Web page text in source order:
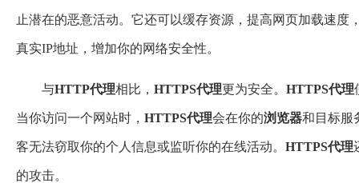
止潜在的恶意活动。它还可以缓存资源，提高网页加载速度
真实IP地址，增加你的网络安全性。
与HTTP代理相比， HTTPS代理更为安全。 HTTPS代理
当你访问一个网站时， HTTPS代理会在你的浏览器和目标服
客无法窃取你的个人信息或监听你的在线活动。 HTTPS代理
的攻击。